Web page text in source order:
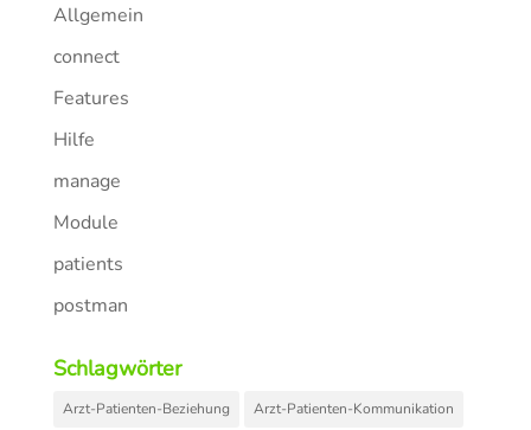
Allgemein
connect
Features
Hilfe
manage
Module
patients
postman
Schlagwörter
Arzt-Patienten-Beziehung Arzt-Patienten-Kommunikation